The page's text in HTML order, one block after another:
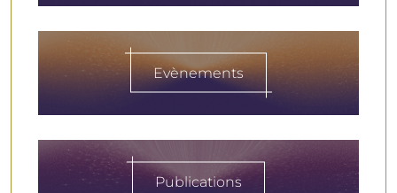
Evènements
Publications